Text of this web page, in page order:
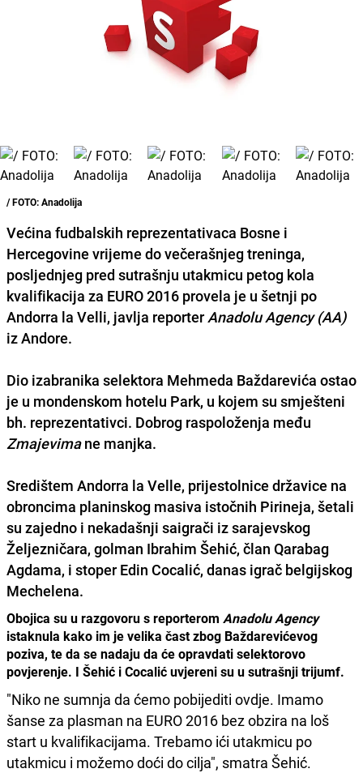
/ FOTO: Anadolija
Većina fudbalskih reprezentativaca Bosne i
Hercegovine vrijeme do večerašnjeg treninga,
posljednjeg pred sutrašnju utakmicu petog kola
kvalifikacija za EURO 2016 provela je u šetnji po
Andorra la Velli, javlja reporter Anadolu Agency (AA)
iz Andore.
Dio izabranika selektora Mehmeda Baždarevića ostao
je u mondenskom hotelu Park, u kojem su smješteni
bh. reprezentativci. Dobrog raspoloženja među
Zmajevimane manjka.
Središtem Andorra la Velle, prijestolnice državice na
obroncima planinskog masiva istočnih Pirineja, šetali
su zajedno i nekadašnji saigrači iz sarajevskog
Željezničara, golman Ibrahim Šehić, član Qarabag
Agdama, i stoper Edin Cocalić, danas igrač belgijskog
Mechelena.
Obojica su u razgovoru s reporterom Anadolu Agency
istaknula kako im je velika čast zbog Baždarevićevog
poziva, te da se nadaju da će opravdati selektorovo
povjerenje. I Šehić i Cocalić uvjereni su u sutrašnji trijumf.
"Niko ne sumnja da ćemo pobijediti ovdje. Imamo
šanse za plasman na EURO 2016 bez obzira na loš
start u kvalifikacijama. Trebamo ići utakmicu po
utakmicu i možemo doći do cilja", smatra Šehić.